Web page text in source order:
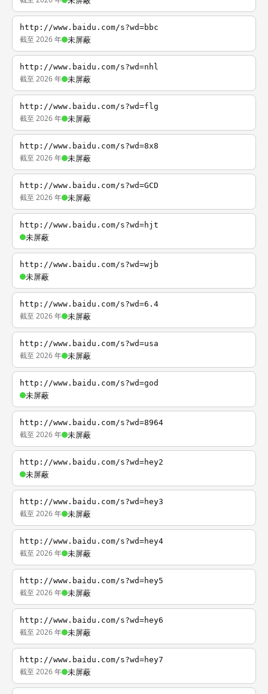
http://www.baidu.com/s?wd=bbc
截至 2026 年 未屏蔽
http://www.baidu.com/s?wd=nhl
截至 2026 年 未屏蔽
http://www.baidu.com/s?wd=flg
截至 2026 年 未屏蔽
http://www.baidu.com/s?wd=8x8
截至 2026 年 未屏蔽
http://www.baidu.com/s?wd=GCD
截至 2026 年 未屏蔽
http://www.baidu.com/s?wd=hjt
未屏蔽
http://www.baidu.com/s?wd=wjb
未屏蔽
http://www.baidu.com/s?wd=6.4
截至 2026 年 未屏蔽
http://www.baidu.com/s?wd=usa
截至 2026 年 未屏蔽
http://www.baidu.com/s?wd=god
未屏蔽
http://www.baidu.com/s?wd=8964
截至 2026 年 未屏蔽
http://www.baidu.com/s?wd=hey2
未屏蔽
http://www.baidu.com/s?wd=hey3
截至 2026 年 未屏蔽
http://www.baidu.com/s?wd=hey4
截至 2026 年 未屏蔽
http://www.baidu.com/s?wd=hey5
截至 2026 年 未屏蔽
http://www.baidu.com/s?wd=hey6
截至 2026 年 未屏蔽
http://www.baidu.com/s?wd=hey7
截至 2026 年 未屏蔽